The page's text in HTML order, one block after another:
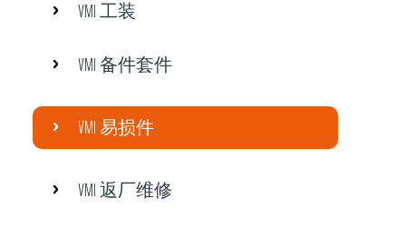
VMI 工装
VMI 备件套件
VMI 易损件
VMI 返厂维修